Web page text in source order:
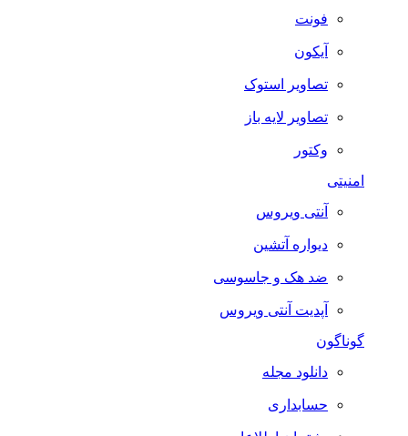
فونت
آیکون
تصاویر استوک
تصاویر لایه باز
وکتور
امنیتی
آنتی ویروس
دیواره آتشین
ضد هک و جاسوسی
آپدیت آنتی ویروس
گوناگون
دانلود مجله
حسابداری